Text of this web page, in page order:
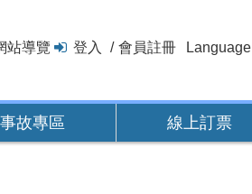
站導覽 登入 會員註冊 Language
故專區 線上訂票